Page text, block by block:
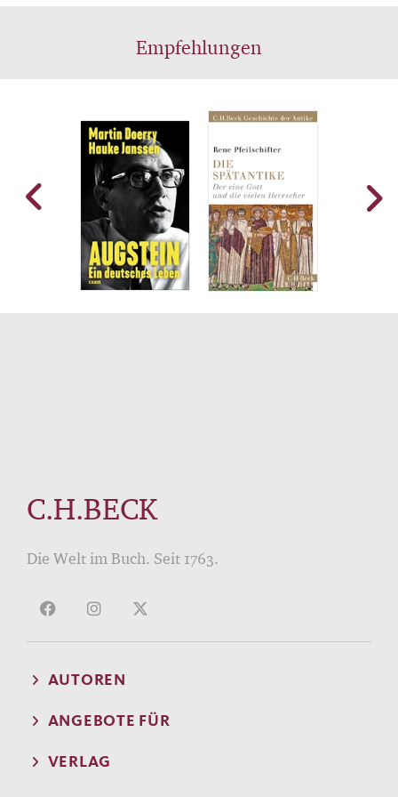
Empfehlungen
C.H.BECK
Die Welt im Buch. Seit 1763.
AUTOREN
ANGEBOTE FÜR
VERLAG